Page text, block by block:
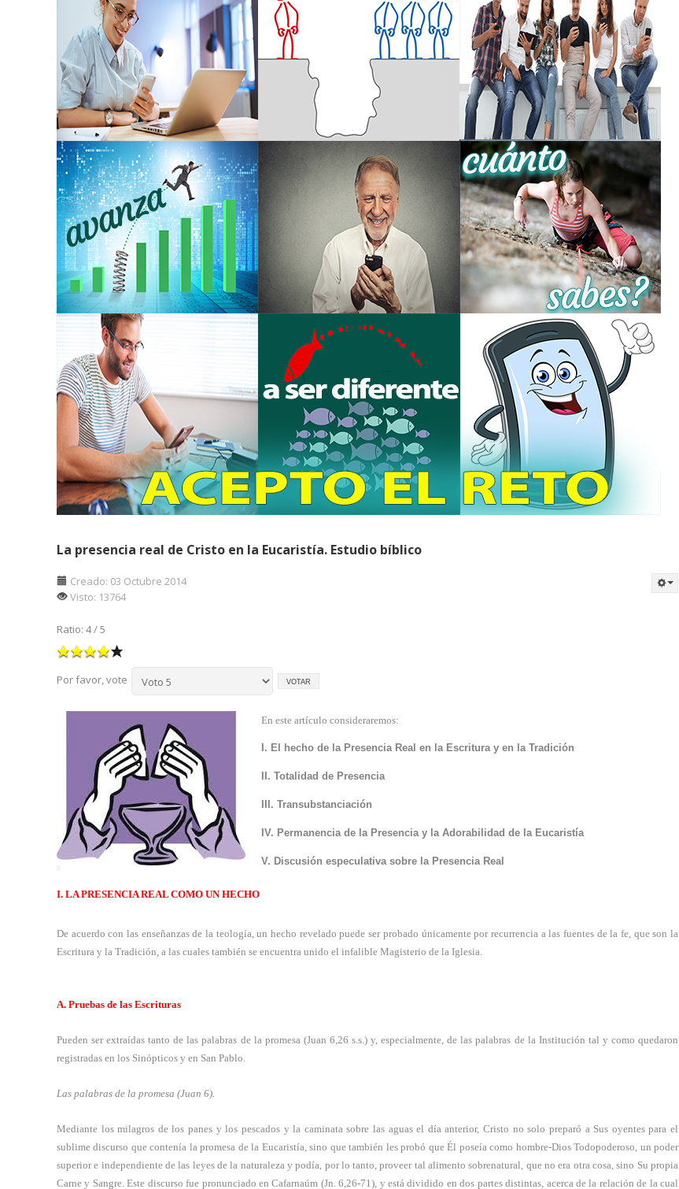
La presencia real de Cristo en la Eucaristía. Estudio bíblico
Creado: 03 Octubre 2014
Visto: 13764
Ratio: 4/5
Por favor, vote
En este artículo consideraremos:
I. El hecho de la Presencia Real en la Escritura y en la Tradición
II. Totalidad de Presencia
III. Transubstanciación
IV. Permanencia de la Presencia y la Adorabilidad de la Eucaristía
V. Discusión especulativa sobre la Presencia Real
I. LA PRESENCIA REAL COMO UN HECHO
De acuerdo con las enseñanzas de la teología, un hecho revelado puede ser probado únicamente por recurrencia a las fuentes de la fe, que son la
Escritura y la Tradición, a las cuales también se encuentra unido el infalible Magisterio de la Iglesia.
A. Pruebas de las Escrituras
Pueden ser extraídas tanto de las palabras de la promesa (Juan 6,26 s.s.) y, especialmente, de las palabras de la Institución tal y como quedaron
registradas en los Sinópticos y en San Pablo.
Las palabras de la promesa (Juan 6).
Mediante los milagros de los panes y los pescados y la caminata sobre las aguas el día anterior, Cristo no solo preparó a Sus oyentes para el
sublime discurso que contenía la promesa de la Eucaristía, sino que también les probó que Él poseía como hombre-Dios Todopoderoso, un poder
superior e independiente de las leyes de la naturaleza y podía, por lo tanto, proveer tal alimento sobrenatural, que no era otra cosa, sino Su propia
Carne y Sangre. Este discurso fue pronunciado en Cafarnaúm (Jn. 6,26-71), y está dividido en dos partes distintas, acerca de la relación de la cual